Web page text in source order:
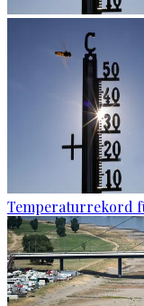
Temperaturrekord